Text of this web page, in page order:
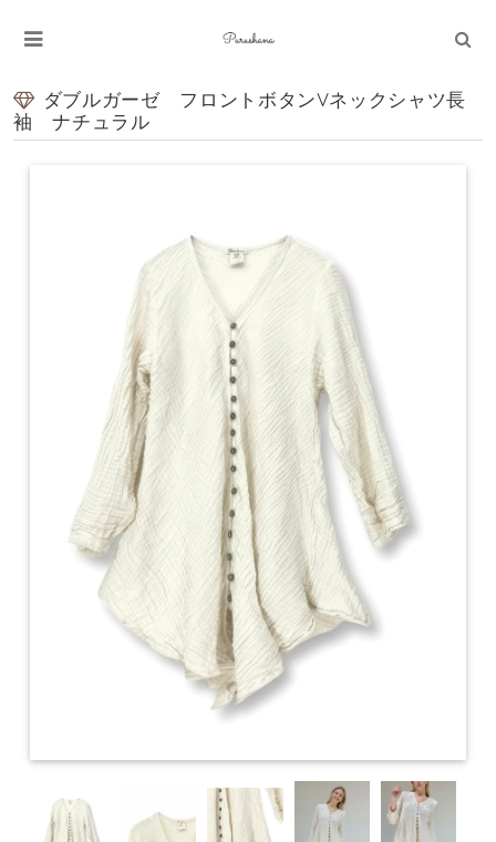
ダブルガーゼ フロントボタンVネックシャツ長
袖 ナチュラル